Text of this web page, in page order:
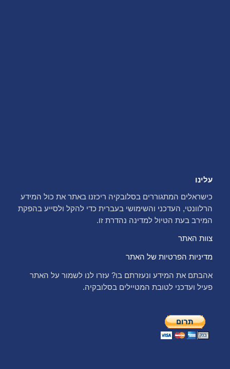
עלינו
כישראלים המתגוררים בסלובקיה ריכזנו באתר את כול המידע
הרלוונטי, העדכני והשימושי בעברית כדי להקל ולסייע בהפקת
המירב בעת הטיול למדינה נהדרת זו.
צוות האתר
מדיניות הפרטיות של האתר
אהבתם את המידע ונעזרתם בו? עזרו לנו לשמור על האתר
פעיל ועדכני לטובת המטיילים בסלובקיה.